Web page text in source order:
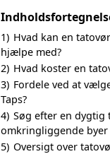
1) Hvad kan en
hjælpe med?
2) Hvad koster en
3) Fordele ved at
Taps?
4) Søg efter en dygtig
omkringliggende byer
5) Oversigt over